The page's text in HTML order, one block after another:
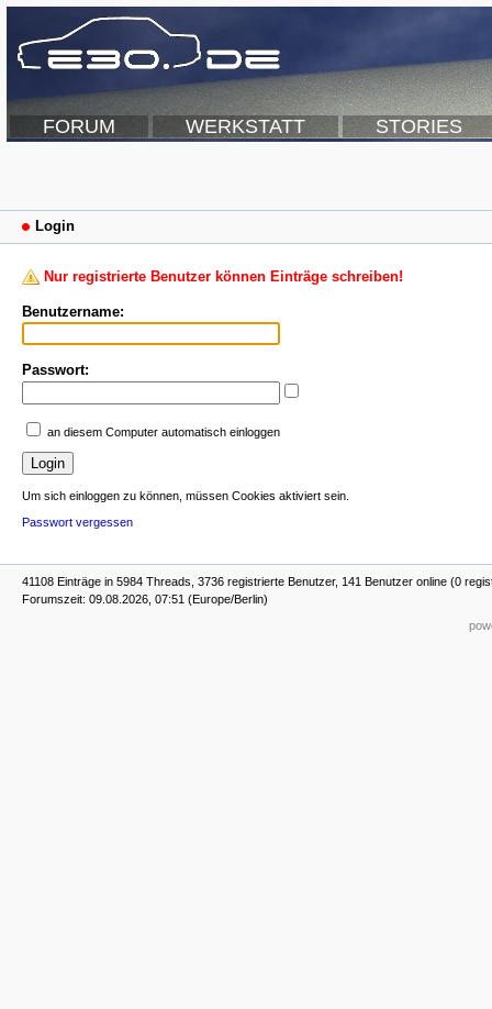
FORUM WERKSTATT STORIES
Login
Nur registrierte Benutzer können Einträge schreiben!
Benutzername:
Passwort:
an diesem Computer automatisch einloggen
Um sich einloggen zu können, müssen Cookies aktiviert sein.
Passwort vergessen
41108 Einträge in 5984 Threads, 3736 registrierte Benutzer, 141 Benutzer online (0
Forumszeit: 09.08.2026, 07:51 (Europe/Berlin)